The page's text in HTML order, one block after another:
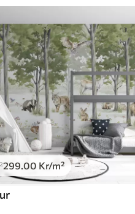
299.00 Kr/m²